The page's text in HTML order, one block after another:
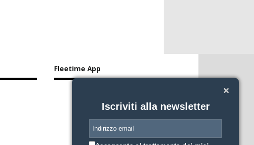
Iscriviti alla newsletter
Fleetime App